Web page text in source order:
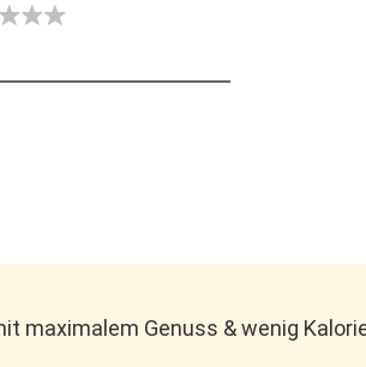
maximalem Genuss & wenig